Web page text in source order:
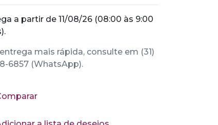
a partir de 11/08/26 (08:00 às 9:00
mais rápida, consulte em (31)
6857 (WhatsApp).